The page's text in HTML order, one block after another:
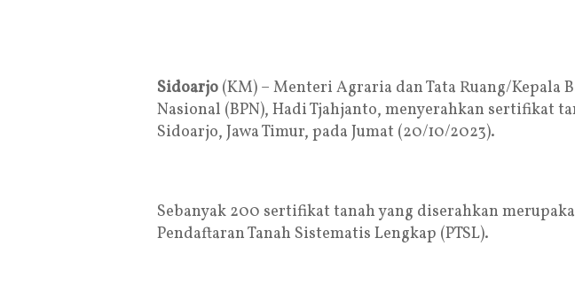
Sidoarjo (KM) – Menteri Agraria dan Tata Ruang/Kepala
Nasional (BPN), Hadi Tjahjanto, menyerahkan sertifikat
Sidoarjo, Jawa Timur, pada Jumat (20/10/2023).
Sebanyak 200 sertifikat tanah yang diserahkan
Pendaftaran Tanah Sistematis Lengkap (PTSL).